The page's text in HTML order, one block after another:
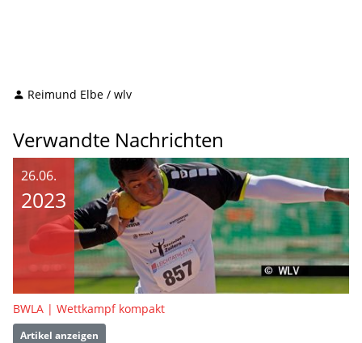
Reimund Elbe / wlv
Verwandte Nachrichten
26.06.
2023
BWLA | Wettkampf kompakt
Artikel anzeigen